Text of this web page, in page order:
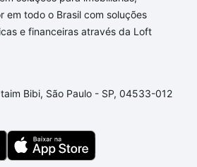
à venda em Parque das
SP que custam a partir de R$
de financiamento imobiliário
dúvida dos custos envolvidos
veja em nosso portal
um apartamento
o imóvel dos seus sonhos
Loft, com você até as
em todo o Brasil com soluções
e financeiras através da Loft
Bibi, São Paulo - SP, 04533-012